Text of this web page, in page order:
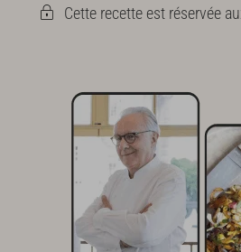
Cette recette est réservée